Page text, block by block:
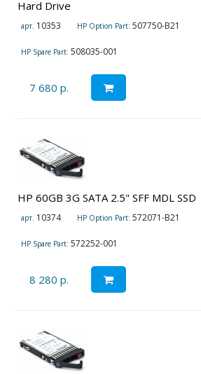
Hard Drive
арт. 10353 HP Option Part: 507750-B21
HP Spare Part: 508035-001
7 680 р.
HP 60GB 3G SATA 2.5" SFF MDL SSD
арт. 10374 HP Option Part: 572071-B21
HP Spare Part: 572252-001
8 280 р.